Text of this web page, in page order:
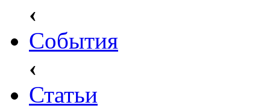
‹
События
‹
Статьи